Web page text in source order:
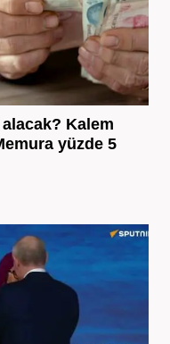
Kalem
yüzde 5